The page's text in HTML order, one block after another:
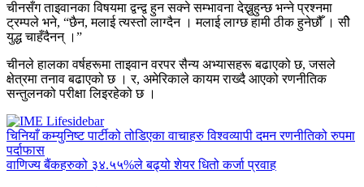
चीनसँग ताइवानका विषयमा द्वन्द्व हुन सक्ने सम्भावना देख्नुहुन्छ भन्ने प्रश्नमा
ट्रम्पले भने, “छैन, मलाई त्यस्तो लाग्दैन । मलाई लाग्छ हामी ठीक हुनेछौँ । सीे
युद्ध चाहँदैनन् ।”
चीनले हालका वर्षहरूमा ताइवान वरपर सैन्य अभ्यासहरू बढाएको छ, जसले
क्षेत्रमा तनाव बढाएको छ । र, अमेरिकाले कायम राख्दै आएको रणनीतिक
सन्तुलनको परीक्षा लिइरहेको छ ।
चिनियाँ कम्युनिष्ट पार्टीको तोडिएका वाचाहरु विश्वव्यापी दमन रणनीतिको रुपमा
पर्दाफास
वाणिज्य बैंकहरुको ३४.५५%ले बढ्यो शेयर धितो कर्जा प्रवाह